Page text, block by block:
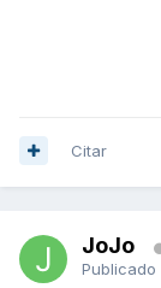
Citar
JoJo
Publicado